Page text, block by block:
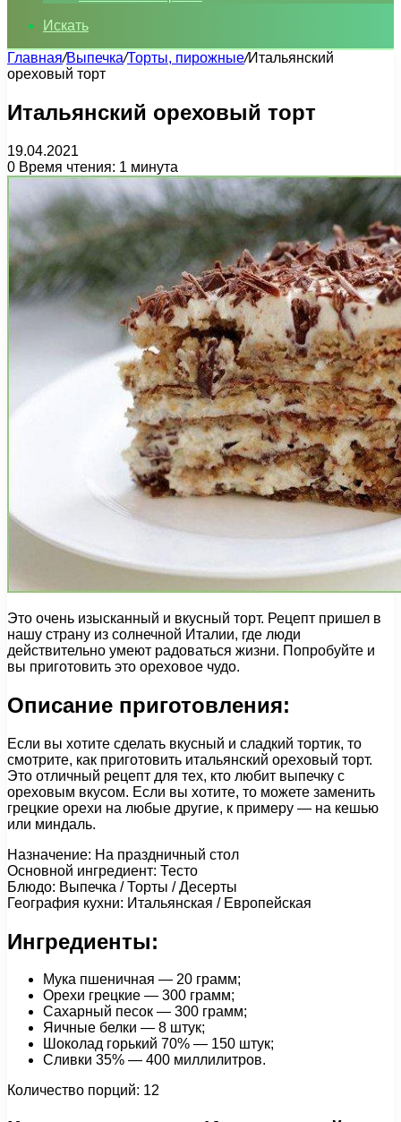
Искать
Главная/Выпечка/Торты, пирожные/Итальянский
ореховый торт
Итальянский ореховый торт
19.04.2021
0 Время чтения: 1 минута
Это очень изысканный и вкусный торт. Рецепт пришел в
нашу страну из солнечной Италии, где люди
действительно умеют радоваться жизни. Попробуйте и
вы приготовить это ореховое чудо.
Описание приготовления:
Если вы хотите сделать вкусный и сладкий тортик, то
смотрите, как приготовить итальянский ореховый торт.
Это отличный рецепт для тех, кто любит выпечку с
ореховым вкусом. Если вы хотите, то можете заменить
грецкие орехи на любые другие, к примеру — на кешью
или миндаль.
Назначение: На праздничный стол
Основной ингредиент: Тесто
Блюдо: Выпечка / Торты / Десерты
География кухни: Итальянская / Европейская
Ингредиенты:
Мука пшеничная — 20 грамм;
Орехи грецкие — 300 грамм;
Сахарный песок — 300 грамм;
Яичные белки — 8 штук;
Шоколад горький 70% — 150 штук;
Сливки 35% — 400 миллилитров.
Количество порций: 12